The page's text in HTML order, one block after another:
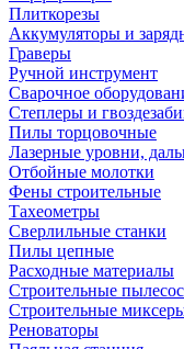
Плиткорезы
Аккумуляторы и
Граверы
Ручной инструмент
Сварочное
Степлеры и
Пилы торцовочные
Лазерные уровни,
Отбойные молотки
Фены строительные
Тахеометры
Сверлильные станки
Пилы цепные
Расходные материалы
Строительные
Строительные
Реноваторы